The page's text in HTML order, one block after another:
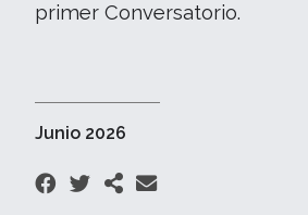
primer Conversatorio.
Junio 2026